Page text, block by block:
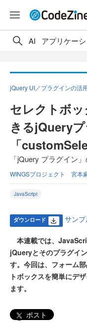
AI アプリケー
jQuery UI／プラグインの活
セレクトボ
きるjQuery
「
「jQuery プラグイン」
WINGSプロジェクト 宮本
JavaScript
ダウンロード サン
本連載では、
jQueryとそのプラグイ
す。今回は、フォーム
トボックスを簡単にデ
ます。
ポスト